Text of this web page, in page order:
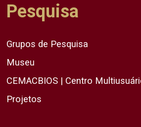
Pesquisa
Grupos de Pesquisa
Museu
CEMACBIOS | Centro
Projetos